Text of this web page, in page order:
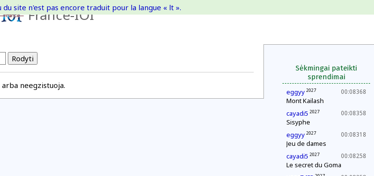
France-IOI
site n'est pas encore traduit pour la langue « lt ».
Sėkmingai pateikti
sprendimai
00:08368
eggyy 2027
Mont Kailash
00:08358
cayadi5 2027
Sisyphe
00:08318
eggyy 2027
Jeu de dames
00:08258
cayadi5 2027
Le secret du Goma
neegzistuoja.